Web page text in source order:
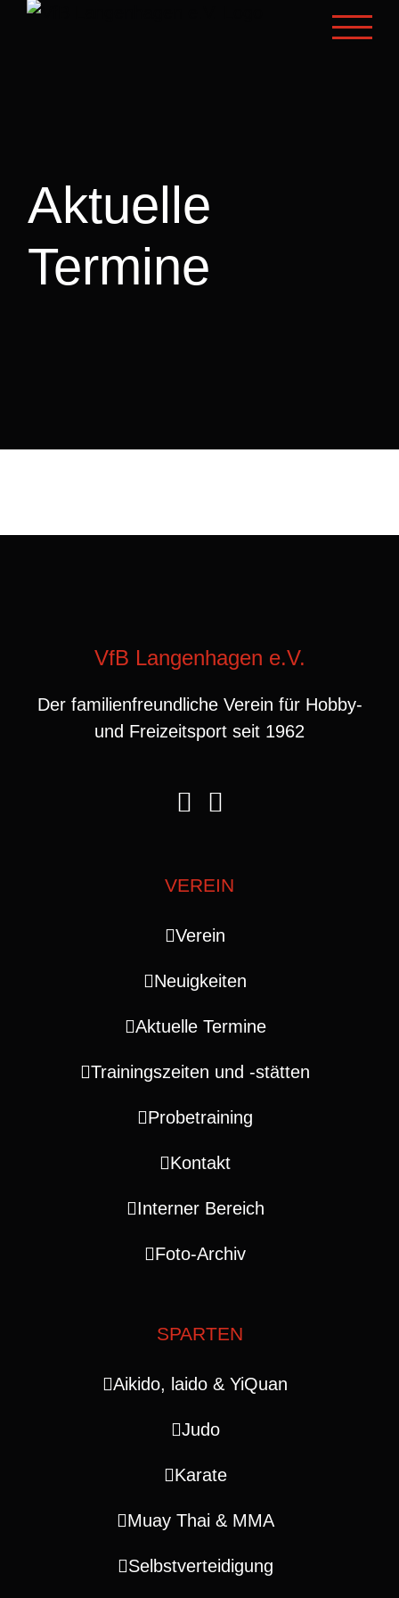
Zum
Aktuelle
Termine
VfB Langenhagen e.V.
Der familienfreundliche Verein für Hobby-
und Freizeitsport seit 1962
VEREIN
Verein
Neuigkeiten
Aktuelle Termine
Trainingszeiten und ‑stätten
Probetraining
Kontakt
Interner Bereich
Foto-Archiv
SPARTEN
Aikido, laido & YiQuan
Judo
Karate
Muay Thai & MMA
Selbstverteidigung